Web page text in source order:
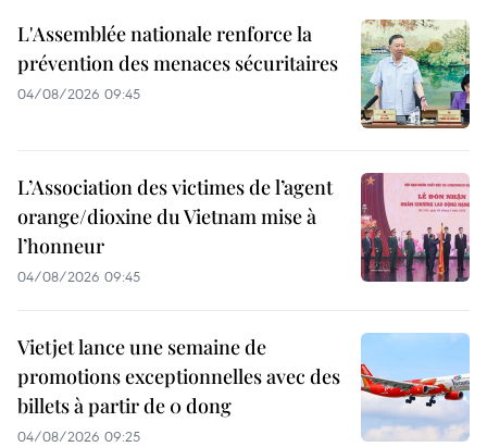
L'Assemblée nationale renforce la
prévention des menaces sécuritaires
04/08/2026 09:45
L’Association des victimes de l’agent
orange/dioxine du Vietnam mise à
l’honneur
04/08/2026 09:45
Vietjet lance une semaine de
promotions exceptionnelles avec des
billets à partir de 0 dong
04/08/2026 09:25